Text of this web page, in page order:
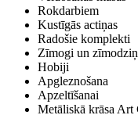
Rokdarbiem
Kustīgās actiņas
Radošie komplekti
Zīmogi un
Hobiji
Apgleznošana
Apzeltīšanai
Metāliskā krāsa Art